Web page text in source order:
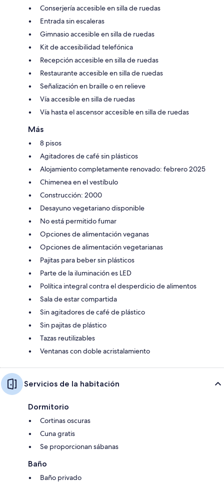
Conserjería accesible en silla de ruedas
Entrada sin escaleras
Gimnasio accesible en silla de ruedas
Kit de accesibilidad telefónica
Recepción accesible en silla de ruedas
Restaurante accesible en silla de ruedas
Señalización en braille o en relieve
Vía accesible en silla de ruedas
Vía hasta el ascensor accesible en silla de ruedas
Más
8 pisos
Agitadores de café sin plásticos
Alojamiento completamente renovado: febrero 2025
Chimenea en el vestíbulo
Construcción: 2000
Desayuno vegetariano disponible
No está permitido fumar
Opciones de alimentación veganas
Opciones de alimentación vegetarianas
Pajitas para beber sin plásticos
Parte de la iluminación es LED
Política integral contra el desperdicio de alimentos
Sala de estar compartida
Sin agitadores de café de plástico
Sin pajitas de plástico
Tazas reutilizables
Ventanas con doble acristalamiento
Servicios de la habitación
Dormitorio
Cortinas oscuras
Cuna gratis
Se proporcionan sábanas
Baño
Baño privado